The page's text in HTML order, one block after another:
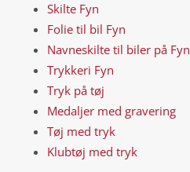
Skilte Fyn
Folie til bil Fyn
Navneskilte til biler på Fyn
Trykkeri Fyn
Tryk på tøj
Medaljer med gravering
Tøj med tryk
Klubtøj med tryk